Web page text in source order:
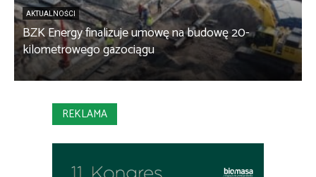
AKTUALNOŚCI
BZK Energy finalizuje umowę na budowę 20-
kilometrowego gazociągu
REKLAMA